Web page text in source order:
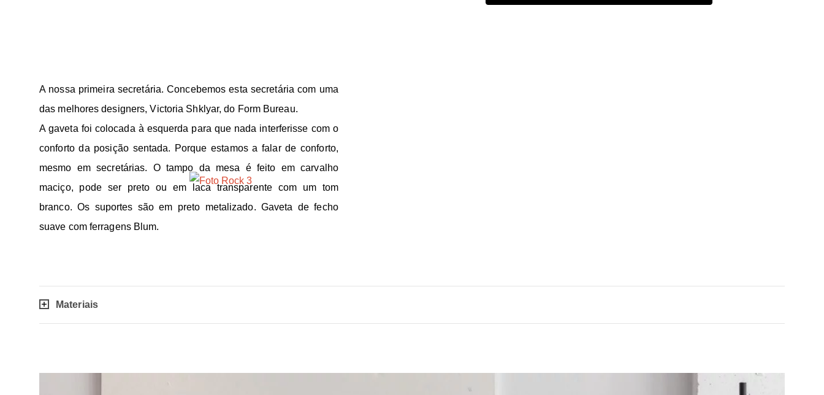
A nossa primeira secretária. Concebemos esta secretária com uma
das melhores designers, Victoria Shklyar, do Form Bureau.
A gaveta foi colocada à esquerda para que nada interferisse com o
conforto da posição sentada. Porque estamos a falar de conforto,
mesmo em secretárias. O tampo da mesa é feito em carvalho
maciço, pode ser preto ou em laca transparente com um tom
branco. Os suportes são em preto metalizado. Gaveta de fecho
suave com ferragens Blum.
Materiais